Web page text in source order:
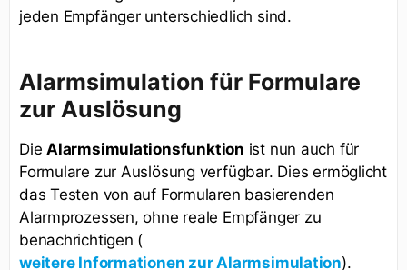
jeden Empfänger unterschiedlich sind.
Alarmsimulation für Formulare
zur Auslösung
DieAlarmsimulationsfunktion ist nun auch für
Formulare zur Auslösung verfügbar. Dies ermöglicht
das Testen von auf Formularen basierenden
Alarmprozessen, ohne reale Empfänger zu
benachrichtigen (
weitere Informationen zur Alarmsimulation).